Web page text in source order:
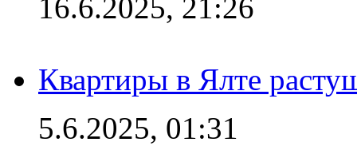
16.6.2025, 21:26
Квартиры в Ялте
5.6.2025, 01:31